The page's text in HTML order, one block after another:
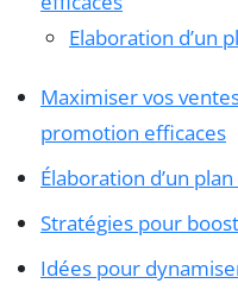
Elaboration d’un
Maximiser vos
promotion efficaces
Élaboration d’un
Stratégies pour
Idées pour